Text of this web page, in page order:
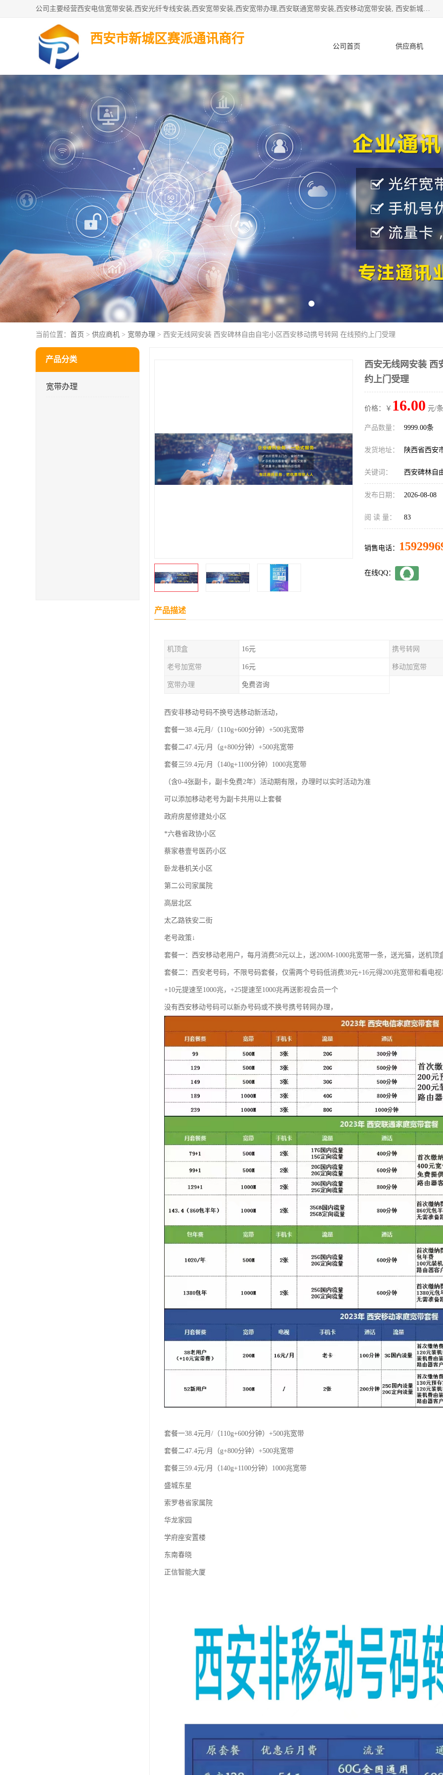
公司主要经营西安电信宽带安装,西安光纤专线安装,西安宽带安装,西安宽带办理,西安联通宽带安装,西安移动宽带安装, 西安新城赛派通讯商行从事西安地区的联通，移动，电信宽带安装，光纤专线安装，宽带办理等业务
西安市新城区赛派通讯商行
公司首页 供应商机
产品知识 客户案例
当前位置： 首页 > 供应商机 > 宽带办理 > 西安无线网安装 西安碑林自由自宅小区西安移动携号转网 在线预约上门受理
产品分类
宽带办理
西安无线网安装 西
约上门受理
价格：￥ 16.00 元/
产品数量： 9999.00条
发货地址： 陕西省西安
关键词： 西安碑林自
发布日期： 2026-08-08
阅 读 量： 83
销售电话：
在线QQ：
产品描述
机顶盒 16元 携号转网
老号加宽带 16元 移动加宽带
宽带办理 免费咨询
西安非移动号码不换号选移动新活动，
套餐一38.4元月/（110g+600分钟）+500兆宽带
套餐二47.4元/月（g+800分钟）+500兆宽带
套餐三59.4元/月（140g+1100分钟）1000兆宽带
（含0-4张副卡，副卡免费2年）活动期有限，办理时以实时活动为准
可以添加移动老号为副卡共用以上套餐
政府房屋修建处小区
*六巷省政协小区
蔡家巷壹号医药小区
卧龙巷机关小区
第二公司家属院
高层北区
太乙路铁安二街
老号政策↓
套餐一：西安移动老用户，每月消费58元以上，送200M-1000兆宽带一条，送光猫，送机顶
套餐二：西安老号码，不限号码套餐，仅需两个号码低消费38元+16元得200兆宽带和看电视
+10元提速至1000兆，+25提速至1000兆再送影视会员一个
没有西安移动号码可以新办号码或不换号携号转网办理，
套餐一38.4元月/（110g+600分钟）+500兆宽带
套餐二47.4元/月（g+800分钟）+500兆宽带
套餐三59.4元/月（140g+1100分钟）1000兆宽带
盛城东星
索罗巷省家属院
华龙家园
学府座安置楼
东南春晓
正信智能大厦